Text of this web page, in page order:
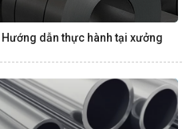
dẫn thực hành tại xưởng